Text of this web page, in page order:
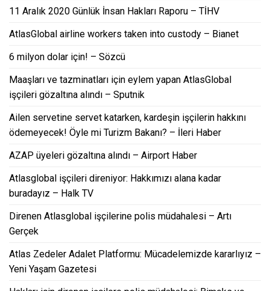
11 Aralık 2020 Günlük İnsan Hakları Raporu – TİHV
AtlasGlobal airline workers taken into custody – Bianet
6 milyon dolar için! – Sözcü
Maaşları ve tazminatları için eylem yapan AtlasGlobal
işçileri gözaltına alındı – Sputnik
Ailen servetine servet katarken, kardeşin işçilerin hakkını
ödemeyecek! Öyle mi Turizm Bakanı? – İleri Haber
AZAP üyeleri gözaltına alındı – Airport Haber
Atlasglobal işçileri direniyor: Hakkımızı alana kadar
buradayız – Halk TV
Direnen Atlasglobal işçilerine polis müdahalesi – Artı
Gerçek
Atlas Zedeler Adalet Platformu: Mücadelemizde kararlıyız –
Yeni Yaşam Gazetesi